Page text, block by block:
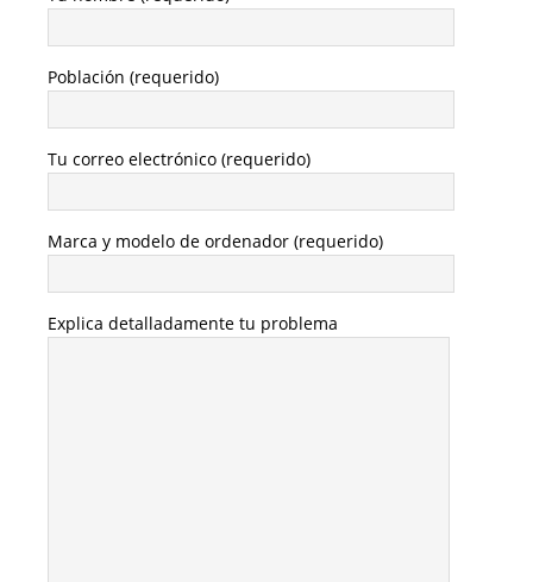
Población (requerido)
Tu correo electrónico (requerido)
Marca y modelo de ordenador (requerido)
Explica detalladamente tu problema